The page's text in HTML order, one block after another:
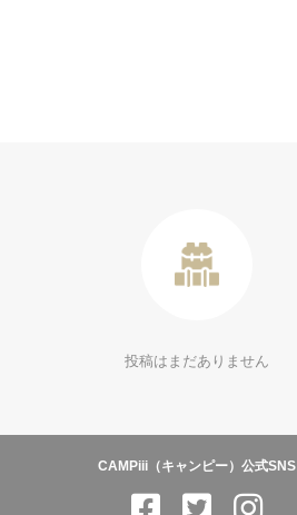
投稿はまだありません
CAMPiii（キャンピー）公式SNS